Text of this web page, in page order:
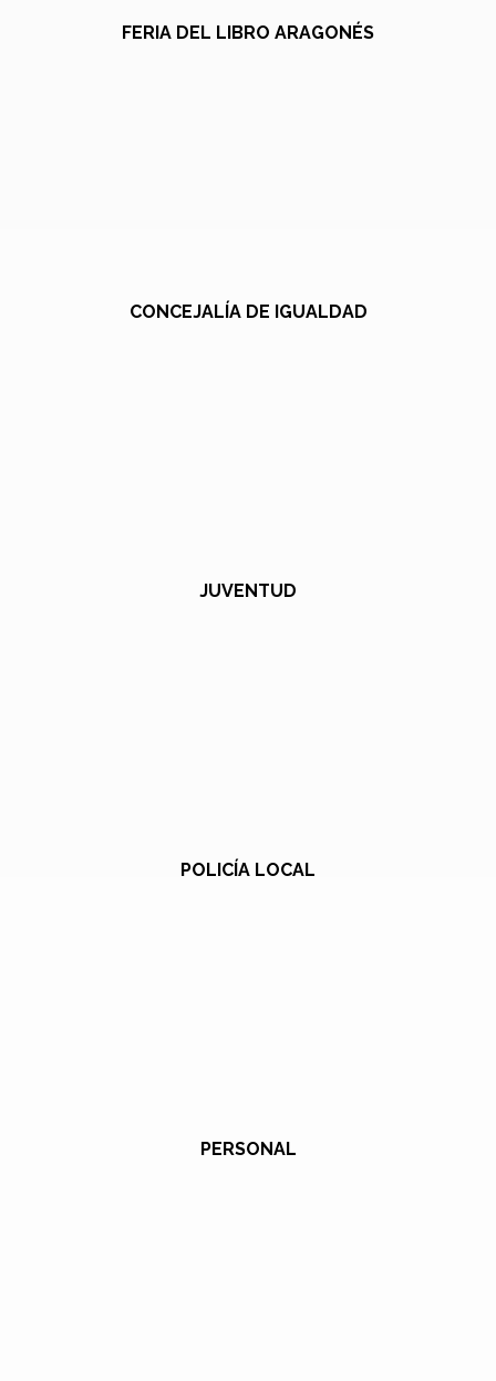
FERIA DEL LIBRO ARAGONÉS
CONCEJALÍA DE IGUALDAD
JUVENTUD
POLICÍA LOCAL
PERSONAL